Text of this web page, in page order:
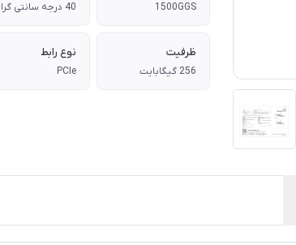
1500GGS 40 درجه سانتی گراد
ظرفیت
256 گیگابایت
نوع رابط
PCIe